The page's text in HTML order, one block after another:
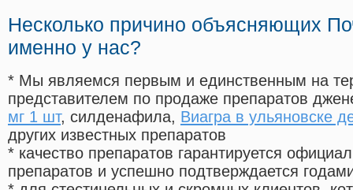
Несколько причино объясняющих
именно у нас?
* Мы являемся первым и единственным на
представителем по продаже препаратов
мг 1 шт, силденафила, Виагра в ульяновске
других известных препаратов
* качество препаратов гарантируется
препаратов и успешно подтверждается